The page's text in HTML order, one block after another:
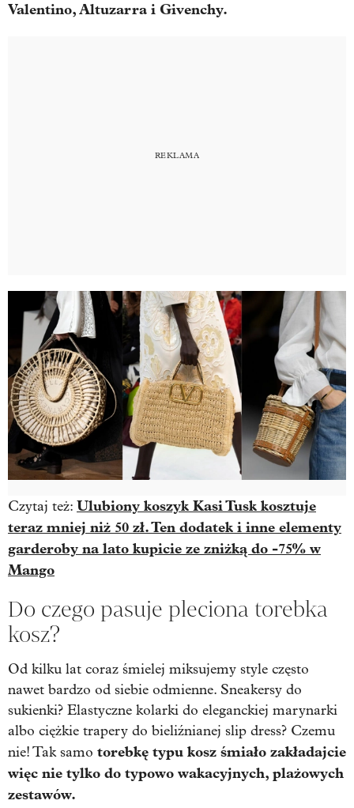
Valentino, Altuzarra i Givenchy.
Czytaj też: Ulubiony koszyk Kasi Tusk kosztuje
teraz mniej niż 50 zł. Ten dodatek i inne elementy
garderoby na lato kupicie ze zniżką do -75% w
Mango
Do czego pasuje pleciona torebka
kosz?
Od kilku lat coraz śmielej miksujemy style często
nawet bardzo od siebie odmienne. Sneakersy do
sukienki? Elastyczne kolarki do eleganckiej marynarki
albo ciężkie trapery do bieliźnianej slip dress? Czemu
nie! Tak samo torebkę typu kosz śmiało zakładajcie
więc nie tylko do typowo wakacyjnych, plażowych
zestawów.